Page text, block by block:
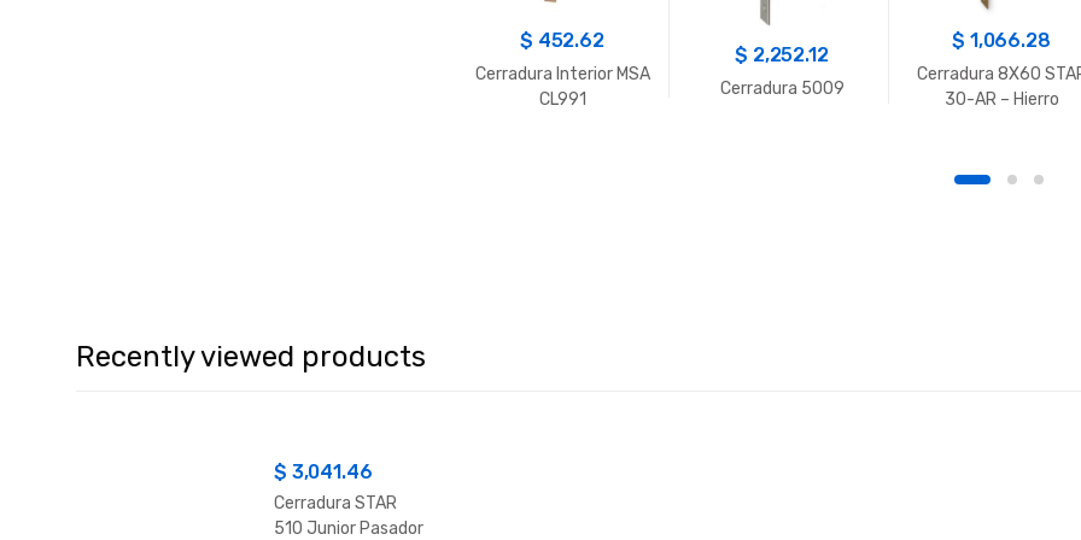
$ 452.62
Cerradura Interior MSA
CL991
$ 2,252.12
Cerradura 5009
$ 1,066.28
Cerradura 8X60
30-AR – Hierro
Recently viewed products
$ 3,041.46
Cerradura STAR
510 Junior Pasador